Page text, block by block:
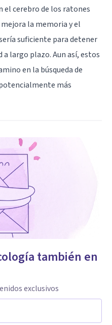
el cerebro de los ratones
la memoria y el
suficiente para detener
largo plazo. Aun así, estos
en la búsqueda de
más
también en
exclusivos